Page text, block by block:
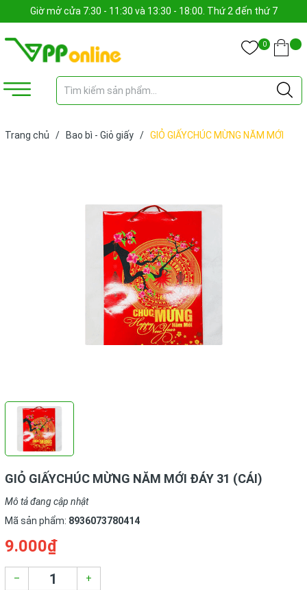
Giờ mở cửa 7:30 - 11:30 và 13:30 - 18:00. Thứ 2 đến thứ 7
0
Trang chủ / Bao bì - Giỏ giấy / GIỎ GIẤYCHÚC MỪNG NĂM MỚI
GIỎ GIẤYCHÚC MỪNG NĂM MỚI ĐÁY 31 (CÁI)
Mô tả đang cập nhật
Mã sản phẩm: 8936073780414
9.000₫
– +